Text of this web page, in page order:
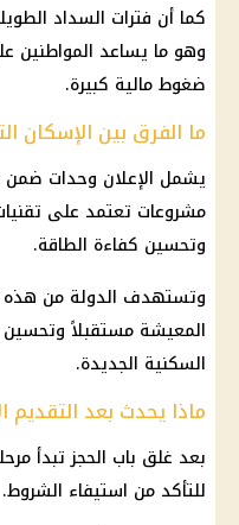
كما أن فترات السداد
وهو ما يساعد المواطنين
ضغوط مالية كبيرة.
ما الفرق بين الإسكان
يشمل الإعلان وحدات ضمن
مشروعات تعتمد على
وتحسين كفاءة الطاقة.
وتستهدف الدولة من
المعيشة مستقبلاً وتحسين
السكنية الجديدة.
ماذا يحدث بعد التقديم
بعد غلق باب الحجز تبدأ
للتأكد من استيفاء الشروط.